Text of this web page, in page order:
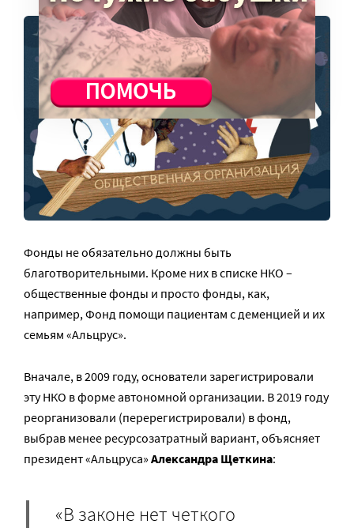
Фонды не обязательно должны быть
благотворительными. Кроме них в списке НКО –
общественные фонды и просто фонды, как,
например, Фонд помощи пациентам с деменцией и их
семьям «Альцрус».
Вначале, в 2009 году, основатели зарегистрировали
эту НКО в форме автономной организации. В 2019 году
реорганизовали (перерегистрировали) в фонд,
выбрав менее ресурсозатратный вариант, объясняет
президент «Альцруса» Александра Щеткина:
«В законе нет четкого